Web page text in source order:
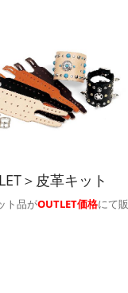
＞皮革キット
ト品がOUTLET価格にて販